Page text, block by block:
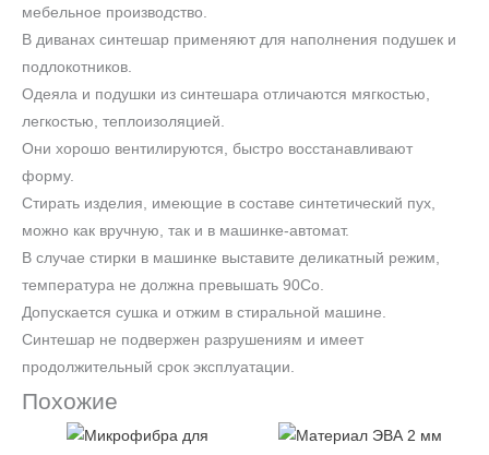
мебельное производство.
В диванах синтешар применяют для наполнения подушек и
подлокотников.
Одеяла и подушки из синтешара отличаются мягкостью,
легкостью, теплоизоляцией.
Они хорошо вентилируются, быстро восстанавливают
форму.
Стирать изделия, имеющие в составе синтетический пух,
можно как вручную, так и в машинке-автомат.
В случае стирки в машинке выставите деликатный режим,
температура не должна превышать 90Сo.
Допускается сушка и отжим в стиральной машине.
Синтешар не подвержен разрушениям и имеет
продолжительный срок эксплуатации.
Похожие